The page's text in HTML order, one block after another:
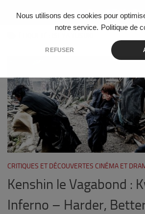
Nous utilisons des cookies pour
notre service. Politique de
REFUSER
Skip to content
CRITIQUES ET DÉCOUVERTES CINÉMA ET
Kenshin le Vagabond :
Inferno – Harder,